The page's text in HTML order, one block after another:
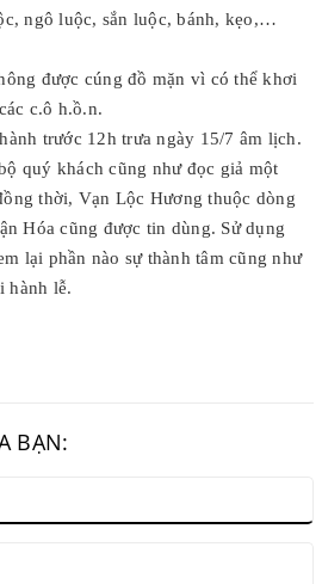
ngô luộc, sắn luộc, bánh, kẹo,…
được cúng đồ mặn vì có thể khơi
c.ô h.ồ.n.
trước 12h trưa ngày 15/7 âm lịch.
quý khách cũng như đọc giả một
thời, Vạn Lộc Hương thuộc dòng
Hóa cũng được tin dùng. Sử dụng
lại phần nào sự thành tâm cũng như
hành lễ.
BẠN: